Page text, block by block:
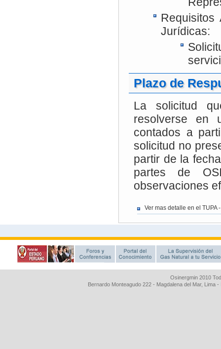
Osinergmin 2010
Bernardo Monteagudo 222 - Magdalena del Mar, Lima